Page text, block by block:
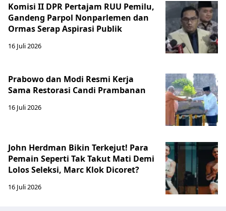
Komisi II DPR Pertajam RUU Pemilu,
Gandeng Parpol Nonparlemen dan
Ormas Serap Aspirasi Publik
16 Juli 2026
Prabowo dan Modi Resmi Kerja
Sama Restorasi Candi Prambanan
16 Juli 2026
John Herdman Bikin Terkejut! Para
Pemain Seperti Tak Takut Mati Demi
Lolos Seleksi, Marc Klok Dicoret?
16 Juli 2026